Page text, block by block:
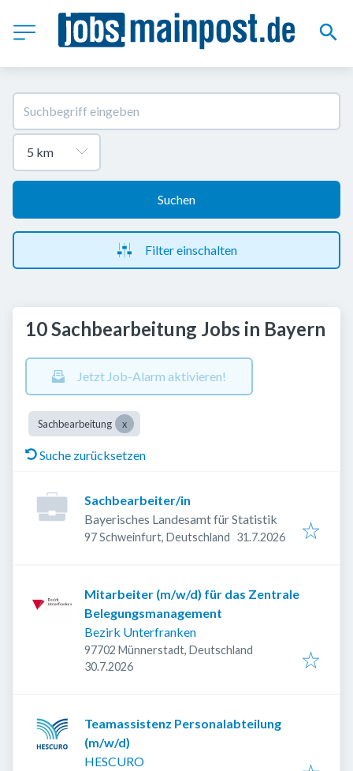
Suchen
Filter einschalten
10 Sachbearbeitung Jobs in Bayern
Jetzt Job-Alarm aktivieren!
Sachbearbeitung
Suche zurücksetzen
Sachbearbeiter/in
Bayerisches Landesamt für Statistik
97 Schweinfurt, Deutschland Veröffentlicht:
31.7.2026
Mitarbeiter (m/w/d) für das Zentrale
Belegungsmanagement
Bezirk Unterfranken
97702 Münnerstadt, Deutschland
Veröffentlicht
30.7.2026
Teamassistenz Personalabteilung
(m/w/d)
HESCURO